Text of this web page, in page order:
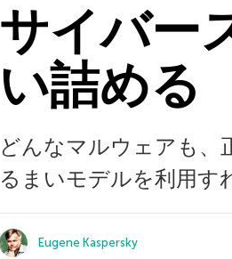
サイバー
い詰める
どんなマルウェアも、
るまいモデルを利用す
Eugene Kaspersky